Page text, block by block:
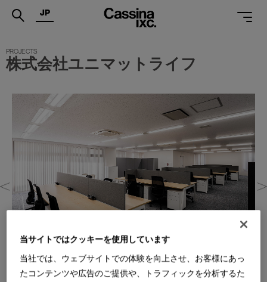
.
PRODUCTS
SERVICES
PROJECTS
MAGAZINE
SHOPS
PROFESSIONAL
ONLINE STORE お問合せ
JP
株式会社ユニマットライフ
当サイトではクッキーを使用しています
当社では、ウェブサイトでの体験を向上させ、お客様にあっ
たコンテンツや広告のご提供や、トラフィックを分析するた